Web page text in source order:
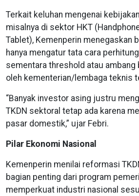
Terkait keluhan mengenai
misalnya di sektor HKT
Tablet), Kemenperin menegaskan
hanya mengatur tata cara
sementara threshold atau ambang
oleh kementerian/lembaga teknis
“Banyak investor asing justru
TKDN sektoral tetap ada karena
pasar domestik,” ujar Febri.
Pilar Ekonomi Nasional
Kemenperin menilai reformasi
bagian penting dari program
memperkuat industri nasional